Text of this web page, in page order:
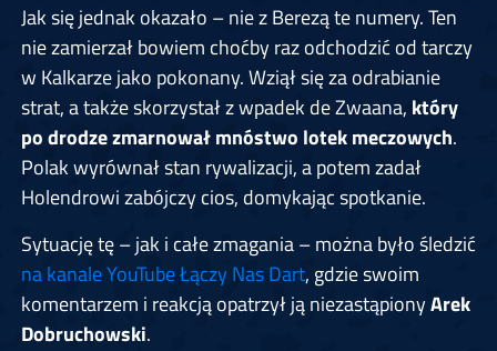
Jak się jednak okazało – nie z Berezą te numery. Ten
nie zamierzał bowiem choćby raz odchodzić od tarczy
w Kalkarze jako pokonany. Wziął się za odrabianie
strat, a także skorzystał z wpadek de Zwaana, który
po drodze zmarnował mnóstwo lotek meczowych.
Polak wyrównał stan rywalizacji, a potem zadał
Holendrowi zabójczy cios, domykając spotkanie.
Sytuację tę – jak i całe zmagania – można było śledzić
na kanale YouTube Łączy Nas Dart, gdzie swoim
komentarzem i reakcją opatrzył ją niezastąpionyArek
Dobruchowski.